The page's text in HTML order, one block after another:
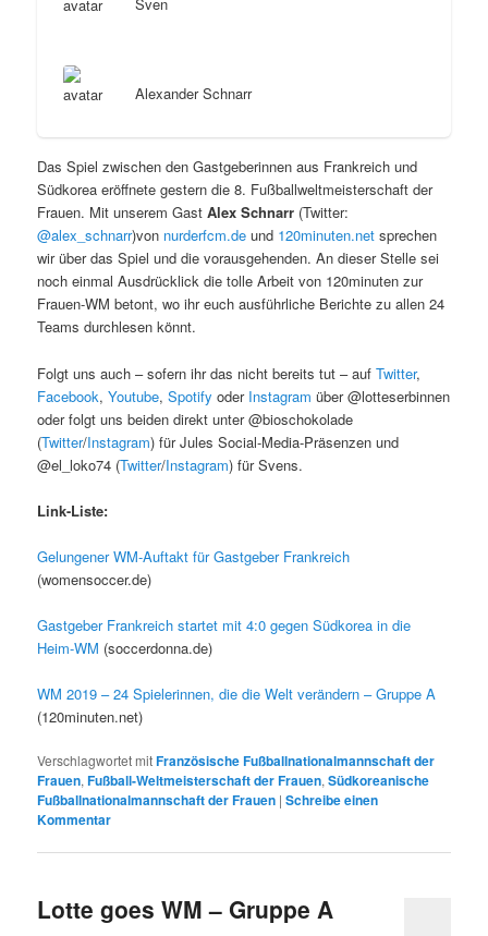
Alexander Schnarr
Das Spiel zwischen den Gastgeberinnen aus Frankreich und
Südkorea eröffnete gestern die 8. Fußballweltmeisterschaft der
Frauen. Mit unserem GastAlex Schnarr (Twitter:
@alex_schnarr)von nurderfcm.de und 120minuten.net sprechen
wir über das Spiel und die vorausgehenden. An dieser Stelle sei
noch einmal Ausdrücklick die tolle Arbeit von 120minuten zur
Frauen-WM betont, wo ihr euch ausführliche Berichte zu allen 24
Teams durchlesen könnt.
Folgt uns auch – sofern ihr das nicht bereits tut – aufTwitter,
Facebook,Youtube,Spotify oder Instagram über @lotteserbinnen
oder folgt uns beiden direkt unter @bioschokolade
(Twitter/Instagram) für Jules Social-Media-Präsenzen und
@el_loko74 (Twitter/Instagram) für Svens.
Link-Liste:
Gelungener WM-Auftakt für Gastgeber Frankreich
(womensoccer.de)
Gastgeber Frankreich startet mit 4:0 gegen Südkorea in die
Heim-WM (soccerdonna.de)
WM 2019 – 24 Spielerinnen, die die Welt verändern – Gruppe A
(120minuten.net)
Verschlagwortet mitFranzösische Fußballnationalmannschaft der
Frauen,Fußball-Weltmeisterschaft der Frauen,Südkoreanische
Fußballnationalmannschaft der Frauen |Schreibe einen
Kommentar
Lotte goes WM – Gruppe A